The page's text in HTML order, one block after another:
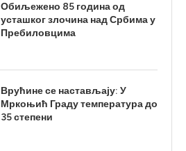
Обиљежено 85 година од
усташког злочина над Србима у
Пребиловцима
Врућине се настављају: У
Мркоњић Граду температура до
35 степени